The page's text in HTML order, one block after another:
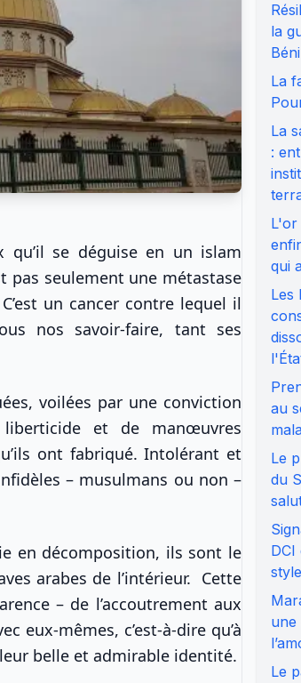
qu’il se déguise en un islam
pas seulement une métastase
un cancer contre lequel il
nos savoir-faire, tant ses
voilées par une conviction
et de manœuvres
ont fabriqué. Intolérant et
– musulmans ou non –
en décomposition, ils sont le
arabes de l’intérieur. Cette
– de l’accoutrement aux
eux-mêmes, c’est-à-dire qu’à
belle et admirable identité.
la
La
La
:
L'or
qui
Les
au
Le
du
DCI
une
Le